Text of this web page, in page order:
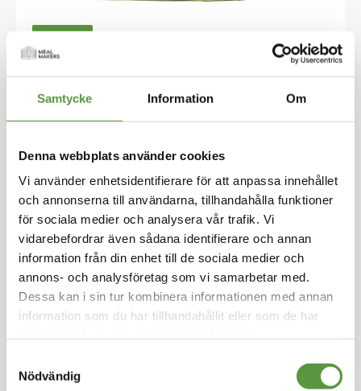
Samtycke Information Om
Denna webbplats använder cookies
Vi använder enhetsidentifierare för att anpassa innehållet
och annonserna till användarna, tillhandahålla funktioner
för sociala medier och analysera vår trafik. Vi
vidarebefordrar även sådana identifierare och annan
information från din enhet till de sociala medier och
annons- och analysföretag som vi samarbetar med.
Dessa kan i sin tur kombinera informationen med annan
information som du har tillhandahållit eller som de har
Nödvändig
Ris Basmati 2X5kg
Logga in för att handla
Basmati betyder "väldoftande" och odlas i Indi
h långkornigt ris som inte klibbar sig. Detta ris p
assar utmärkt till olika grytor och färsrätter. Tes
ta att koka riset i din favoritbuljong och tillsätt
gärna några droppar olivolja innan servering.
Detta ger riset en ännu djupare smak och en h
ärlig konsistens! Curtiriso är det första riset i Eur
opa som har en CO2 = noll-budgetprocess. Dett
a innebär att växthusgasutsläpp från energiför
brukningen kompenseras fullt ut tack vare prod
uktionen av energi från förnybara källor.
Mixpall - 1st - 10Kg
till
början
av
bildgalleriet